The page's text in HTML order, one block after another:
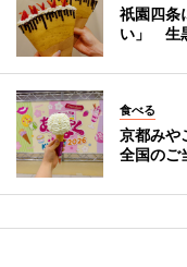
祇園四条
い」 生
食べる
京都みや
全国のご